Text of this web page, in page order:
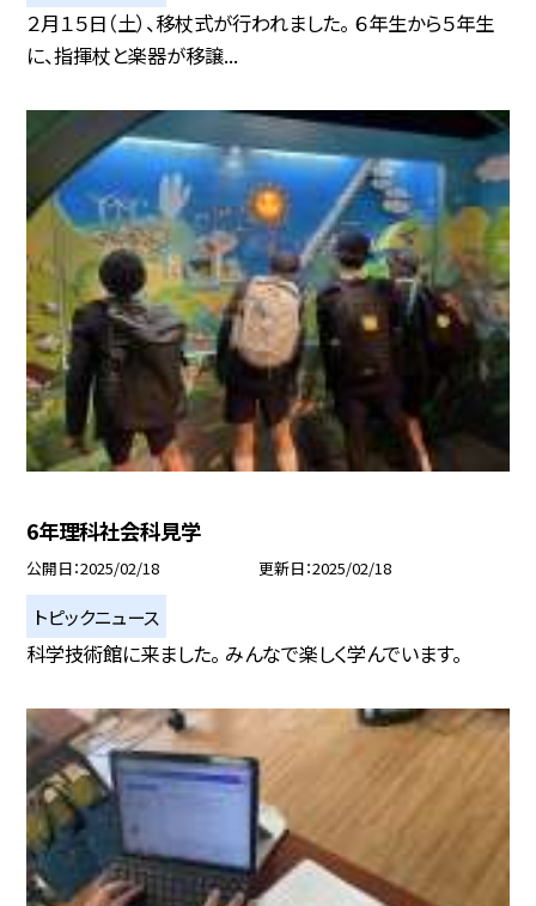
２月１５日（土）、移杖式が行われました。 ６年生から５年生
に、指揮杖と楽器が移譲...
6年理科社会科見学
公開日 2025/02/18 更新日 2025/02/18
トピックニュース
科学技術館に来ました。 みんなで楽しく学んでいます。